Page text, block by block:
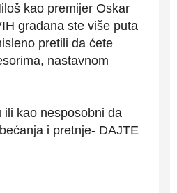
kao premijer Oskar
građana ste više puta
pretili da ćete
nastavnom
ili kao nesposobni da
i pretnje- DAJTE